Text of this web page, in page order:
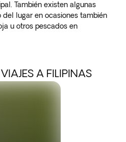
También existen algunas
del lugar en ocasiones también
u otros pescados en
A FILIPINAS